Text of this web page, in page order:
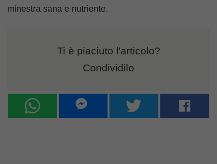
minestra sana e nutriente.
Ti è piaciuto l'articolo?
Condividilo